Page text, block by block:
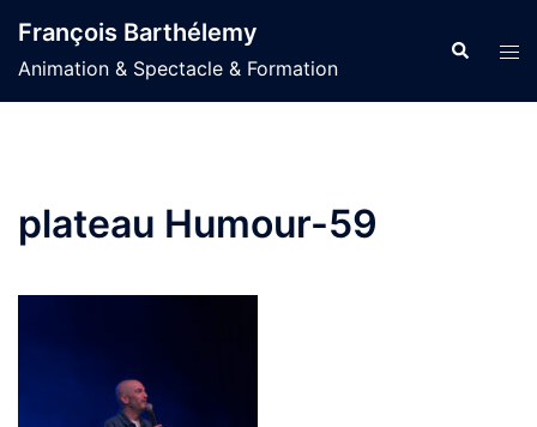
au
contenu
François Barthélemy
Animation & Spectacle & Formation
plateau Humour-59